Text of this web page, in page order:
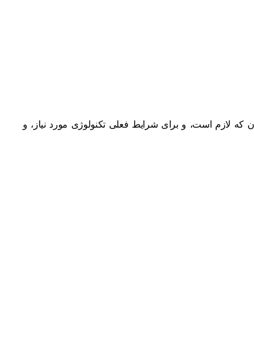
که لازم است، و برای شرایط فعلی تکنولوژی مورد نیاز، و